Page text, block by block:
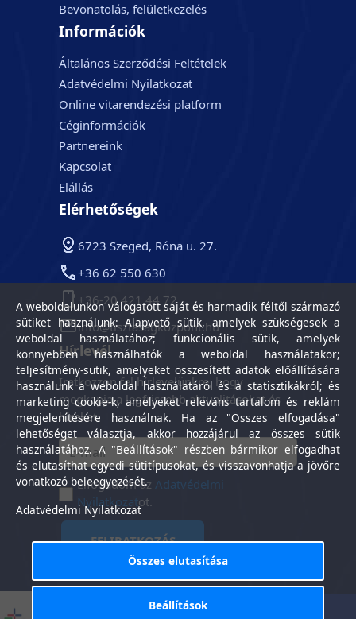
Bevonatolás, felületkezelés
Információk
Általános Szerződési Feltételek
Adatvédelmi Nyilatkozat
Online vitarendezési platform
Céginformációk
Partnereink
Kapcsolat
Elállás
Elérhetőségek
6723 Szeged, Róna u. 27.
+36 62 550 630
+36-20 421 44 72
info@tisztasagkozpont.hu
Hírlevél
Iratkozzon fel hírlevelünkre, hogy
megkapja a legfrissebb aktualitásokat és
híreket.
Elfogadom azAdatvédelmi
Nyilatkozatot.
FELIRATKOZÁS
A weboldalunkon válogatott saját és harmadik féltől származó
sütiket használunk: Alapvető sütik, amelyek szükségesek a
weboldal használatához; funkcionális sütik, amelyek
könnyebben használhatók a weboldal használatakor;
teljesítmény-sütik, amelyeket összesített adatok előállítására
használunk a weboldal használatáról és a statisztikákról; és
marketing cookie-k, amelyeket releváns tartalom és reklám
megjelenítésére használnak. Ha az "Összes elfogadása"
lehetőséget választja, akkor hozzájárul az összes sütik
használatához. A "Beállítások" részben bármikor elfogadhat
és elutasíthat egyedi sütitípusokat, és visszavonhatja a jövőre
vonatkozó beleegyezését.
Adatvédelmi Nyilatkozat
Összes elutasítása
Beállítások